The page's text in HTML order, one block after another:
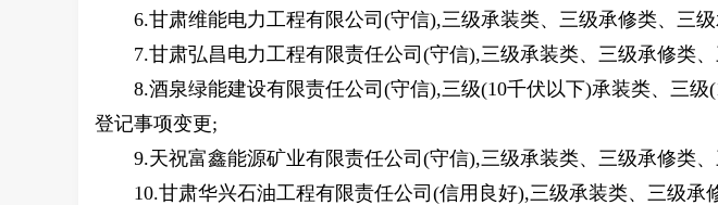
6.甘肃维能电力工程有限公司(守信),三级承装类、三级承修类、三
7.甘肃弘昌电力工程有限责任公司(守信),三级承装类、三级承修类
8.酒泉绿能建设有限责任公司(守信),三级(10千伏以下)承装类、三
登记事项变更;
9.天祝富鑫能源矿业有限责任公司(守信),三级承装类、三级承修类
10.甘肃华兴石油工程有限责任公司(信用良好),三级承装类、三级